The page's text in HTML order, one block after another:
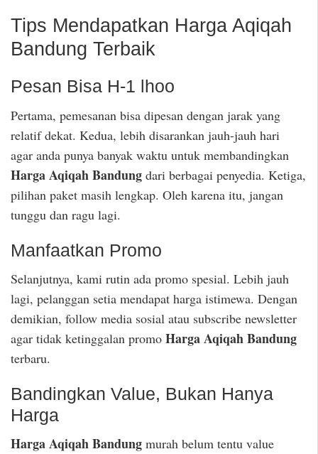
Tips Mendapatkan Harga Aqiqah
Bandung Terbaik
Pesan Bisa H-1 lhoo
Pertama, pemesanan bisa dipesan dengan jarak yang
relatif dekat. Kedua, lebih disarankan jauh-jauh hari
agar anda punya banyak waktu untuk membandingkan
Harga Aqiqah Bandung dari berbagai penyedia. Ketiga,
pilihan paket masih lengkap. Oleh karena itu, jangan
tunggu dan ragu lagi.
Manfaatkan Promo
Selanjutnya, kami rutin ada promo spesial. Lebih jauh
lagi, pelanggan setia mendapat harga istimewa. Dengan
demikian, follow media sosial atau subscribe newsletter
agar tidak ketinggalan promo Harga Aqiqah Bandung
terbaru.
Bandingkan Value, Bukan Hanya
Harga
Harga Aqiqah Bandung murah belum tentu value